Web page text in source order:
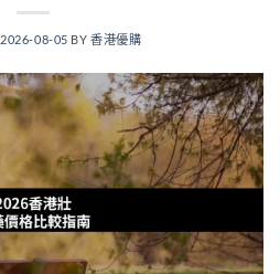
2026-08-05 BY香港優購